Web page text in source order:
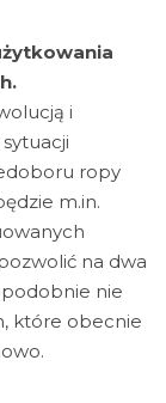
i
ropy
m.in.
na dwa
nie
które obecnie